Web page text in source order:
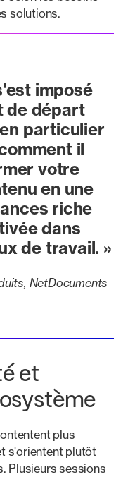
solutions.
imposé
de départ
particulier
il
votre
en une
riche
dans
de travail. »
NetDocuments
et
plus
s'orientent plutôt
Plusieurs sessions